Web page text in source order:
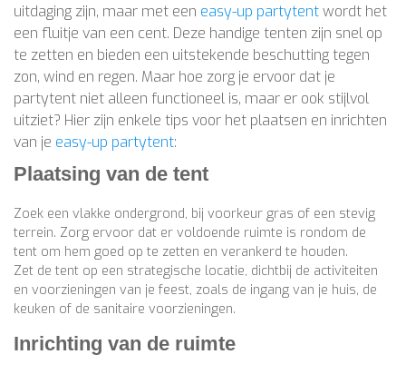
uitdaging zijn, maar met een easy-up partytentwordt het
een fluitje van een cent. Deze handige tenten zijn snel op
te zetten en bieden een uitstekende beschutting tegen
zon, wind en regen. Maar hoe zorg je ervoor dat je
partytent niet alleen functioneel is, maar er ook stijlvol
uitziet? Hier zijn enkele tips voor het plaatsen en inrichten
van je easy-up partytent:
Plaatsing van de tent
Zoek een vlakke ondergrond, bij voorkeur gras of een stevig
terrein. Zorg ervoor dat er voldoende ruimte is rondom de
tent om hem goed op te zetten en verankerd te houden.
Zet de tent op een strategische locatie, dichtbij de activiteiten
en voorzieningen van je feest, zoals de ingang van je huis, de
keuken of de sanitaire voorzieningen.
Inrichting van de ruimte